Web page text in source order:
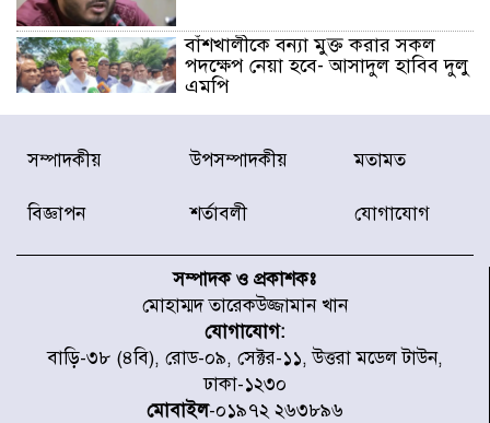
বাঁশখালীকে বন্যা মুক্ত করার সকল
পদক্ষেপ নেয়া হবে- আসাদুল হাবিব দুলু
এমপি
বিদ্যুৎ-জ্বালানি খাতে অস্থিরতা তৈরির
চেষ্টা করছে একটি চক্র : প্রধানমন্ত্রী
৫ আহত, চীনে বন্দর বন্ধ
চিকিৎসা খাতে জিডিপির ৫ শতাংশ
বরাদ্দের ঘোষণা স্থানীয় সরকার মন্ত্রীর
সম্পাদকীয় উপসম্পাদকীয় মতামত
বিজ্ঞাপন শর্তাবলী যোগাযোগ
সম্পাদক ও প্রকাশকঃ
মোহাম্মদ তারেকউজ্জামান খান
যোগাযোগ:
বাড়ি-৩৮ (৪বি), রোড-০৯, সেক্টর-১১, উত্তরা মডেল টাউন,
ঢাকা-১২৩০
মোবাইল-০১৯৭২ ২৬৩৮৯৬